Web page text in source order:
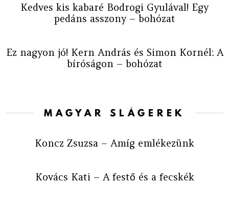
Kedves kis kabaré Bodrogi Gyulával! Egy
pedáns asszony – bohózat
Ez nagyon jó! Kern András és Simon Kornél: A
bíróságon – bohózat
MAGYAR SLÁGEREK
Koncz Zsuzsa – Amíg emlékezünk
Kovács Kati – A festő és a fecskék